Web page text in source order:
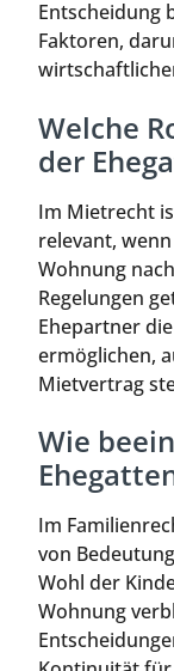
Entscheidung
Faktoren,
Welche
der
Im Mietrecht
relevant,
Wohnung
Regelungen
Ehepartner
ermöglichen,
Mietvertrag
Wie
Im
von
Wohl der
Wohnung